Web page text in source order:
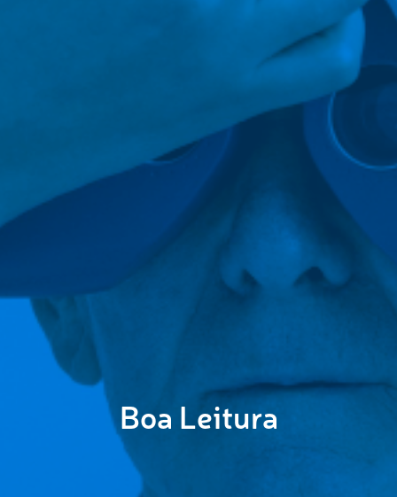
Boa Leitura